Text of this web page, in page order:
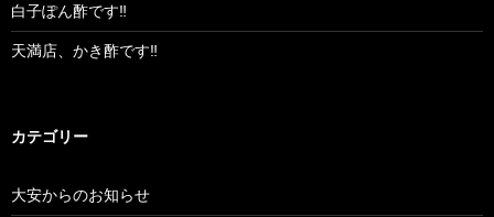
白子ぽん酢です‼︎
天満店、かき酢です‼︎
カテゴリー
大安からのお知らせ